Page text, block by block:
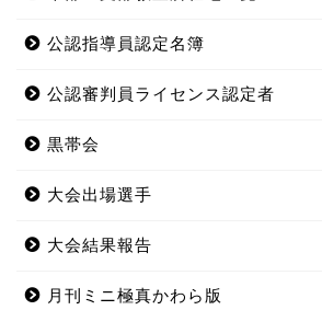
公認指導員認定名簿
公認審判員ライセンス認定者
黒帯会
大会出場選手
大会結果報告
月刊ミニ極真かわら版